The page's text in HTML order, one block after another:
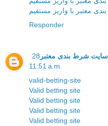
معتبر با واریز مستقیم
Responder
سایت شرط بندی معتبر 28 de marzo de 2021 a las
11:51 a.m.
valid-betting-site
Valid betting site
Valid betting site
Valid betting site
Valid betting site